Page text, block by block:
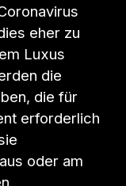
eher zu
Luxus
die
die für
erforderlich
oder am